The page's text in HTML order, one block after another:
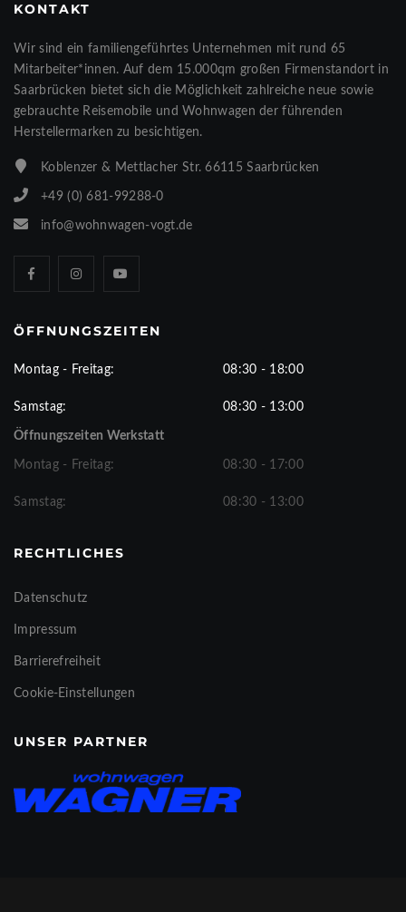
KONTAKT
Wir sind ein familiengeführtes Unternehmen mit rund 65
Mitarbeiter*innen. Auf dem 15.000qm großen Firmenstandort in
Saarbrücken bietet sich die Möglichkeit zahlreiche neue sowie
gebrauchte Reisemobile und Wohnwagen der führenden
Herstellermarken zu besichtigen.
Koblenzer & Mettlacher Str. 66115 Saarbrücken
+49 (0) 681-99288-0
info@wohnwagen-vogt.de
ÖFFNUNGSZEITEN
Montag - Freitag: 08:30 - 18:00
Samstag: 08:30 - 13:00
Öffnungszeiten Werkstatt
Montag - Freitag: 08:30 - 17:00
Samstag: 08:30 - 13:00
RECHTLICHES
Datenschutz
Impressum
Barrierefreiheit
Cookie-Einstellungen
UNSER PARTNER